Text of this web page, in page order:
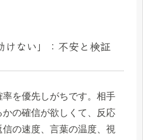
けない」：不安と検証
を優先しがちです。相手
の確信が欲しくて、反応
の速度、言葉の温度、視